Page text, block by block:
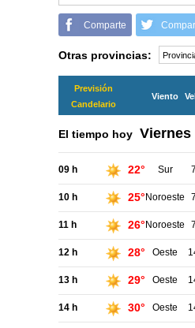
Comparte
Otras provincias:
Previsión
Candelario
Viento
El tiempo hoy Viernes
09 h 22° Sur
10 h 25° Noroeste
11 h 26° Noroeste
12 h 28° Oeste
13 h 29° Oeste
14 h 30° Oeste